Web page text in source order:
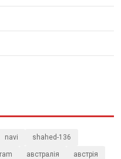
navi shahed-136
австралія австрія